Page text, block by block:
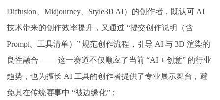
Diffusion、Midjourney、Style3D AI）的创作者，既认可 AI
技术带来的创作效率提升，又通过 “提交创作说明（含
Prompt、工具清单）” 规范创作流程，引导 AI 与 3D 渲染的
良性融合 —— 这一赛道不仅顺应了当前 “AI + 创意” 的行业
趋势，也为擅长 AI 工具的创作者提供了专业展示舞台，避
免其在传统赛事中 “被边缘化”；